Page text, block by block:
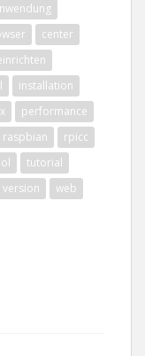
center
installation
performance
raspbian
rpicc
tutorial
version
web